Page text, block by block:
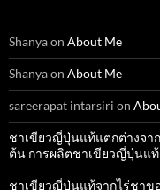
Shanyaon About Me
Shanyaon About Me
sareerapat intarsiri on
ชาเขียวญี่ปุ่นแท้แตกต่างจา
ต้น การผลิตชาเขียวญี่ปุ่นแท้
ชาเขียวญี่ปุ่นแท้จากไร่ชาข